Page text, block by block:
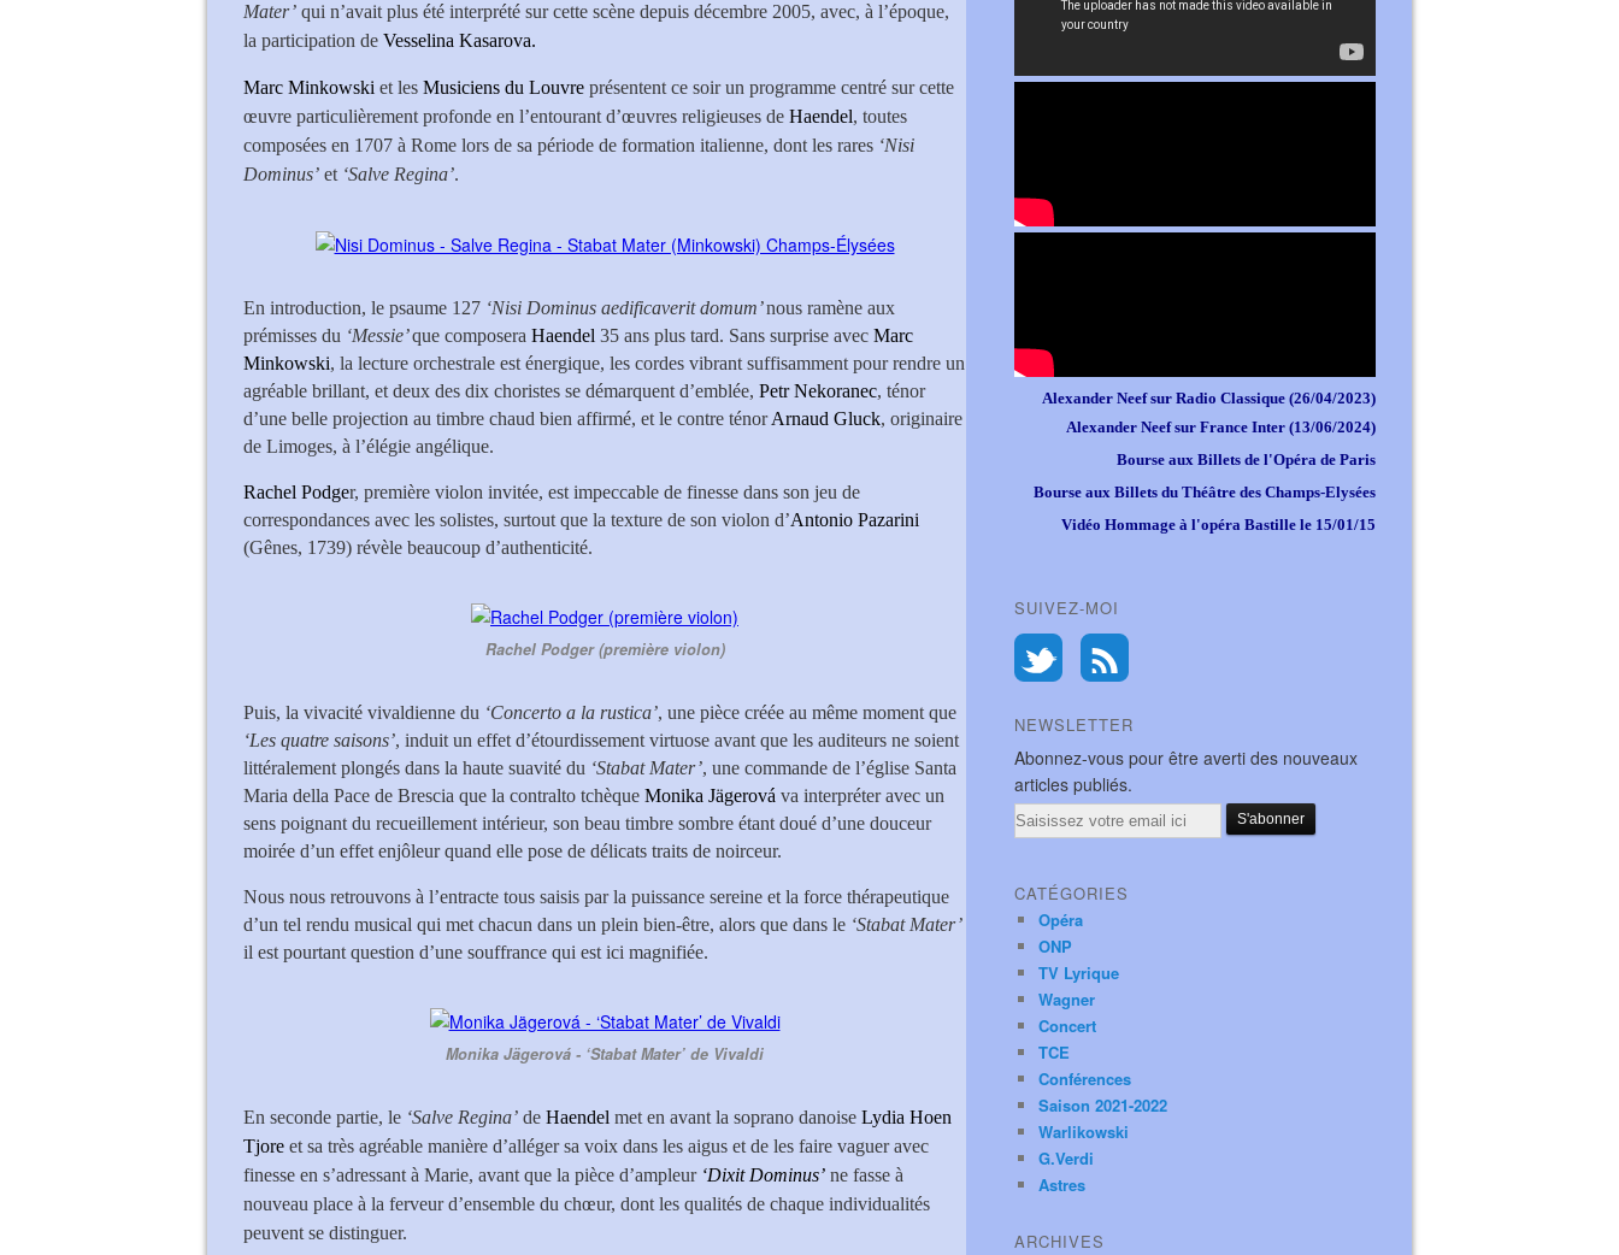
Mater’ qui n’avait plus été interprété sur cette scène depuis décembre 2005, avec, à l’époque,
la participation de Vesselina Kasarova.
Marc Minkowski et les Musiciens du Louvre présentent ce soir un programme centré sur cette
œuvre particulièrement profonde en l’entourant d’œuvres religieuses de Haendel, toutes
composées en 1707 à Rome lors de sa période de formation italienne, dont les rares ‘Nisi
Dominus’ et ‘Salve Regina’.
En introduction, le psaume 127 ‘Nisi Dominus aedificaverit domum’nous ramène aux
prémisses du ‘Messie’que composera Haendel 35 ans plus tard. Sans surprise avec Marc
Minkowski, la lecture orchestrale est énergique, les cordes vibrant suffisamment pour rendre un
agréable brillant, et deux des dix choristes se démarquent d’emblée, Petr Nekoranec, ténor
d’une belle projection au timbre chaud bien affirmé, et le contre ténorArnaud Gluck, originaire
de Limoges, à l’élégie angélique.
Rachel Podger, première violon invitée, est impeccable de finesse dans son jeu de
correspondances avec les solistes, surtout que la texture de son violon d’Antonio Pazarini
(Gênes, 1739) révèle beaucoup d’authenticité.
Rachel Podger (première violon)
Puis, la vivacité vivaldienne du ‘Concerto a la rustica’, une pièce créée au même moment que
‘Les quatre saisons’, induit un effet d’étourdissement virtuose avant que les auditeurs ne soient
littéralement plongés dans la haute suavité du ‘Stabat Mater’, une commande de l’église Santa
Maria della Pace de Brescia que la contralto tchèque Monika Jägerová va interpréter avec un
sens poignant du recueillement intérieur, son beau timbre sombre étant doué d’une douceur
moirée d’un effet enjôleur quand elle pose de délicats traits de noirceur.
Nous nous retrouvons à l’entracte tous saisis par la puissance sereine et la force thérapeutique
d’un tel rendu musical qui met chacun dans un plein bien-être, alors que dans le ‘Stabat Mater’
il est pourtant question d’une souffrance qui est ici magnifiée.
Monika Jägerová - ‘Stabat Mater’ de Vivaldi
En seconde partie, le ‘Salve Regina’ de Haendel met en avant la soprano danoise Lydia Hoen
Tjore et sa très agréable manière d’alléger sa voix dans les aigus et de les faire vaguer avec
finesse en s’adressant à Marie, avant que la pièce d’ampleur ‘Dixit Dominus’ ne fasse à
nouveau place à la ferveur d’ensemble du chœur, dont les qualités de chaque individualités
peuvent se distinguer.
Alexander Neef sur Radio Classique (26/04/2023)
Alexander Neef sur France Inter (13/06/2024)
Bourse aux Billets de l'Opéra de Paris
Bourse aux Billets du Théâtre des Champs-Elysées
Vidéo Hommage à l'opéra Bastille le 15/01/15
SUIVEZ-MOI
NEWSLETTER
Abonnez-vous pour être averti des nouveaux
articles publiés.
Email
CATÉGORIES
Opéra
ONP
TV Lyrique
Wagner
Concert
TCE
Conférences
Saison 2021-2022
Warlikowski
G.Verdi
Astres
ARCHIVES